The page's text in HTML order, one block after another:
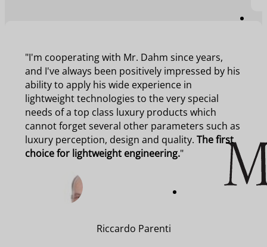
"I'm cooperating with Mr. Dahm since years,
and I've always been positively impressed by his
ability to apply his wide experience in
lightweight technologies to the very special
needs of a top class luxury products which
cannot forget several other parameters such as
luxury perception, design and quality. The first
choice for lightweight engineering."
Riccardo Parenti